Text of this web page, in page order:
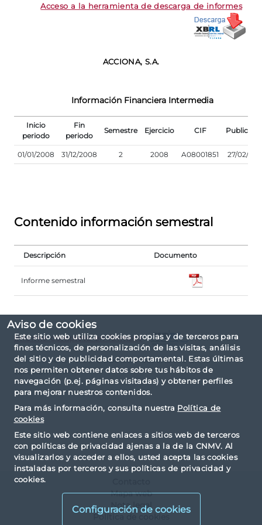
Aviso de cookies
Este sitio web utiliza cookies propias y de terceros para
fines técnicos, de personalización de las visitas, análisis
del sitio y de publicidad comportamental. Estas últimas
nos permiten obtener datos sobre tus hábitos de
navegación (p.ej. páginas visitadas) y obtener perfiles
para mejorar nuestros contenidos.
Para más información, consulta nuestra Política de
cookies
Este sitio web contiene enlaces a sitios web de terceros
con políticas de privacidad ajenas a la de la CNMV. Al
visualizarlos y acceder a ellos, usted acepta las cookies
instaladas por terceros y sus políticas de privacidad y
cookies.
Configuración de cookies
Acceso a la herramienta de descarga de informes
ACCIONA, S.A.
Información Financiera Intermedia
Inicio
periodo
Fin
periodo
Semestre Ejercicio CIF
01/01/2008 31/12/2008 2 2008 A08001851 27/02/
Contenido información semestral
Descripción Documento
Informe semestral
Informe completo en formato
El informe ha sido elaborado basándose en la
taxonomía IPP.
Mapa web
Nota legal
Política de cookies